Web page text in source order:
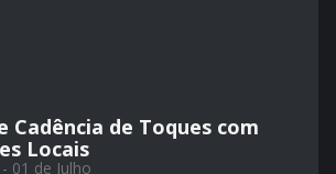
Cadência de Toques com
Locais
01 de Julho